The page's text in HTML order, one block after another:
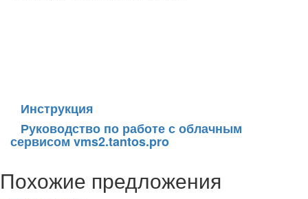
Инструкция
Руководство по работе с облачным
сервисом vms2.tantos.pro
Похожие предложения